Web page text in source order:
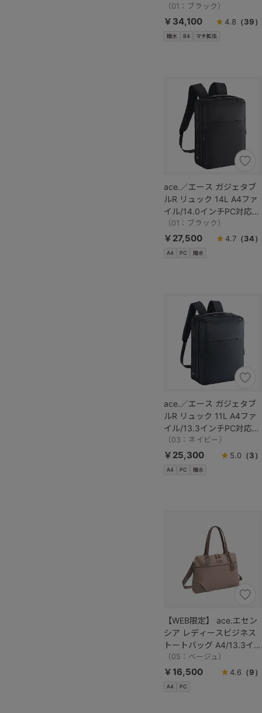
19/23L
（01：ブラック）
撥水 B4 マチ拡張
￥34,100 4.8 （39）
ace.／エース ガジェタブ
ルR リュック 14L A4ファ
イル/14.0インチPC対応
68002
（01：ブラック）
A4 PC 撥水
￥27,500 4.7 （34）
ace.／エース ガジェタブ
ルR リュック 11L A4ファ
イル/13.3インチPC対応
68004
（03：ネイビー）
A4 PC 撥水
￥25,300 5.0 （3）
【WEB限定】 ace.エセン
シア レディースビジネス
トートバッグ A4/13.3イン
チサイズ 11481
（05：ベージュ）
A4 PC
￥16,500 4.6 （9）